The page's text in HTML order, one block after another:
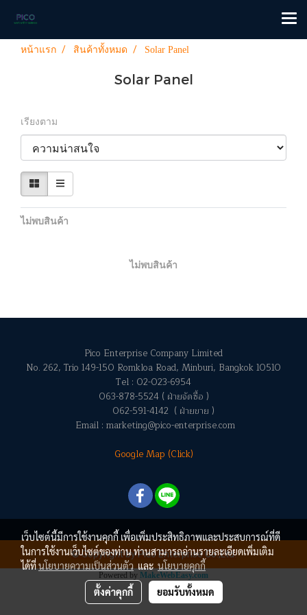
หน้าแรก สินค้าทั้งหมด Solar Panel
Solar Panel
เรียงตาม
ไม่พบสินค้า
ไม่พบสินค้า
Pico Enterprise Company Limited
No. 262, Trio 149-150 Romkloa Road, Minburi, Bangkok 10510
Tel : 02-023-6954
063-878-5524 ( ฝ่ายจัดซื้อ )
062-591-4142 ( ฝ่ายขาย )
Email : marketing@pico-enterprise.com
Google Map (Click)
© Copyright by Pico Enterprise Co.,Ltd.
Powered by MakeWebEasy.com
เว็บไซต์นี้มีการใช้งานคุกกี้ เพื่อเพิ่มประสิทธิภาพและประสบการณ์ที่ดี
ในการใช้งานเว็บไซต์ของท่าน ท่านสามารถอ่านรายละเอียดเพิ่มเติม
ได้ที่นโยบายความเป็นส่วนตัวและนโยบายคุกกี้
ตั้งค่าคุกกี้ ยอมรับทั้งหมด